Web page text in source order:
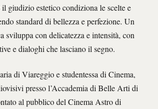
giudizio estetico condiziona le scelte e
standard di bellezza e perfezione. Un
sviluppa con delicatezza e intensità, con
e dialoghi che lasciano il segno.
di Viareggio e studentessa di Cinema,
presso l’Accademia di Belle Arti di
al pubblico del Cinema Astro di